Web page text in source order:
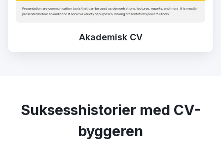
Akademisk CV
Suksesshistorier med CV-
byggeren